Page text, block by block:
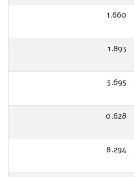
1.660
1.893
5.695
0.628
8.294